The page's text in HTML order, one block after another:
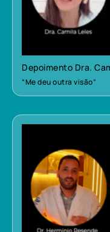
Depoimento Dra.
“Me deu outra visão”